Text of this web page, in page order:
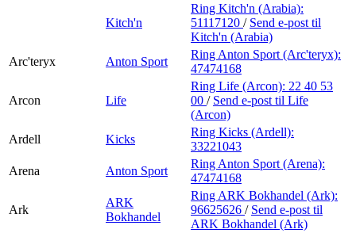
Kitch'n
Ring Kitch'n (Arabia):
51117120 / Send e-post til
Kitch'n (Arabia)
Arc'teryx
Anton Sport
Ring Anton Sport (Arc'teryx):
47474168
Arcon Life
Ring Life (Arcon): 22 40 53
00 / Send e-post til Life
(Arcon)
Ardell
Kicks
Ring Kicks (Ardell):
33221043
Arena
Anton Sport
Ring Anton Sport (Arena):
47474168
Ark
ARK
Bokhandel
Ring ARK Bokhandel (Ark):
96625626 / Send e-post til
ARK Bokhandel (Ark)